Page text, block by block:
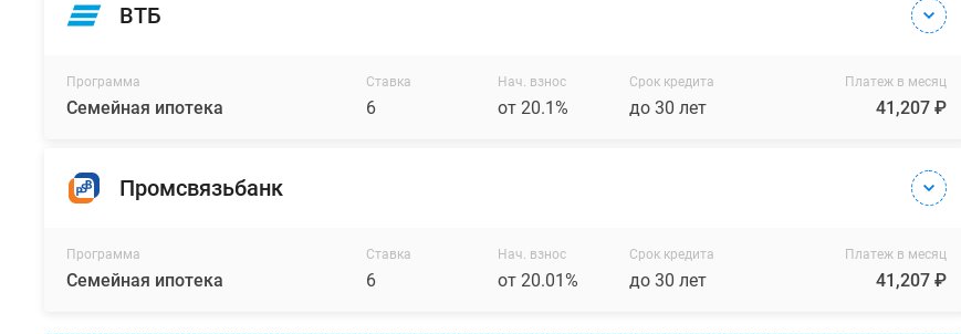
ВТБ
Программа
Семейная ипотека
Ставка
6
Нач. взнос
от 20.1%
Срок кредита
до 30 лет
Платеж в месяц
41,207 ₽
Промсвязьбанк
Программа
Семейная ипотека
Ставка
6
Нач. взнос
от 20.01%
Срок кредита
до 30 лет
Платеж в месяц
41,207 ₽